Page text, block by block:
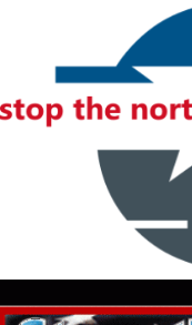
content